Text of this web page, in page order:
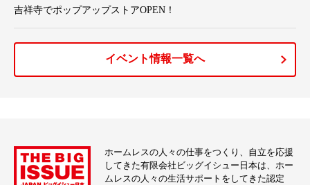
吉祥寺でポップアップストアOPEN！
イベント情報一覧へ
ホームレスの人々の仕事をつくり、自立を応援
してきた有限会社ビッグイシュー日本は、ホー
ムレスの人々の生活サポートをしてきた認定